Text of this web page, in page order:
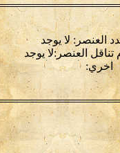
العنصر: لا يوجد
العنصر:لا يوجد
اخري: